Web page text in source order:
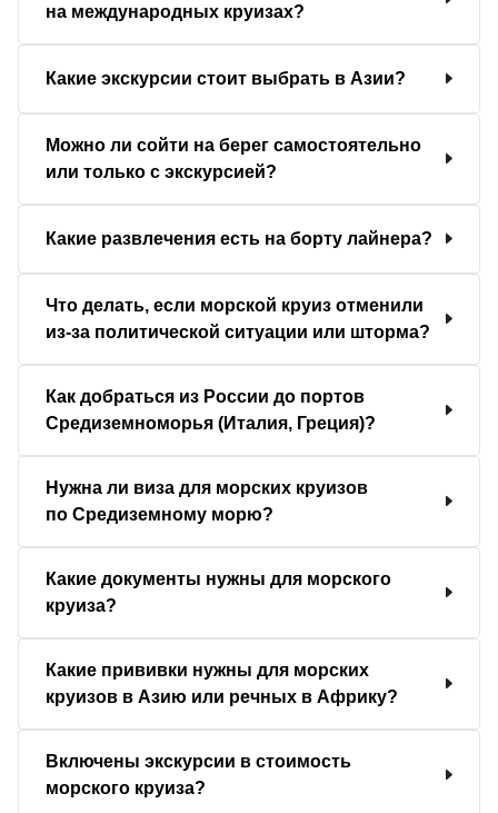
на международных круизах?
Какие экскурсии стоит выбрать в Азии?
Можно ли сойти на берег самостоятельно
или только с экскурсией?
Какие развлечения есть на борту лайнера?
Что делать, если морской круиз отменили
из-за политической ситуации или шторма?
Как добраться из России до портов
Средиземноморья (Италия, Греция)?
Нужна ли виза для морских круизов
по Средиземному морю?
Какие документы нужны для морского
круиза?
Какие прививки нужны для морских
круизов в Азию или речных в Африку?
Включены экскурсии в стоимость
морского круиза?